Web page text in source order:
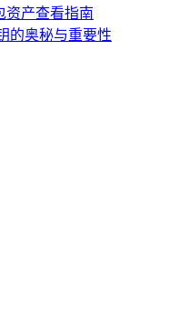
资产查看指南
的奥秘与重要性